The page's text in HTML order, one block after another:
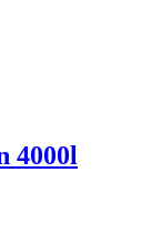
4000l